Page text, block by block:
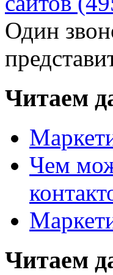
Один
Читаем
Чем
Читаем